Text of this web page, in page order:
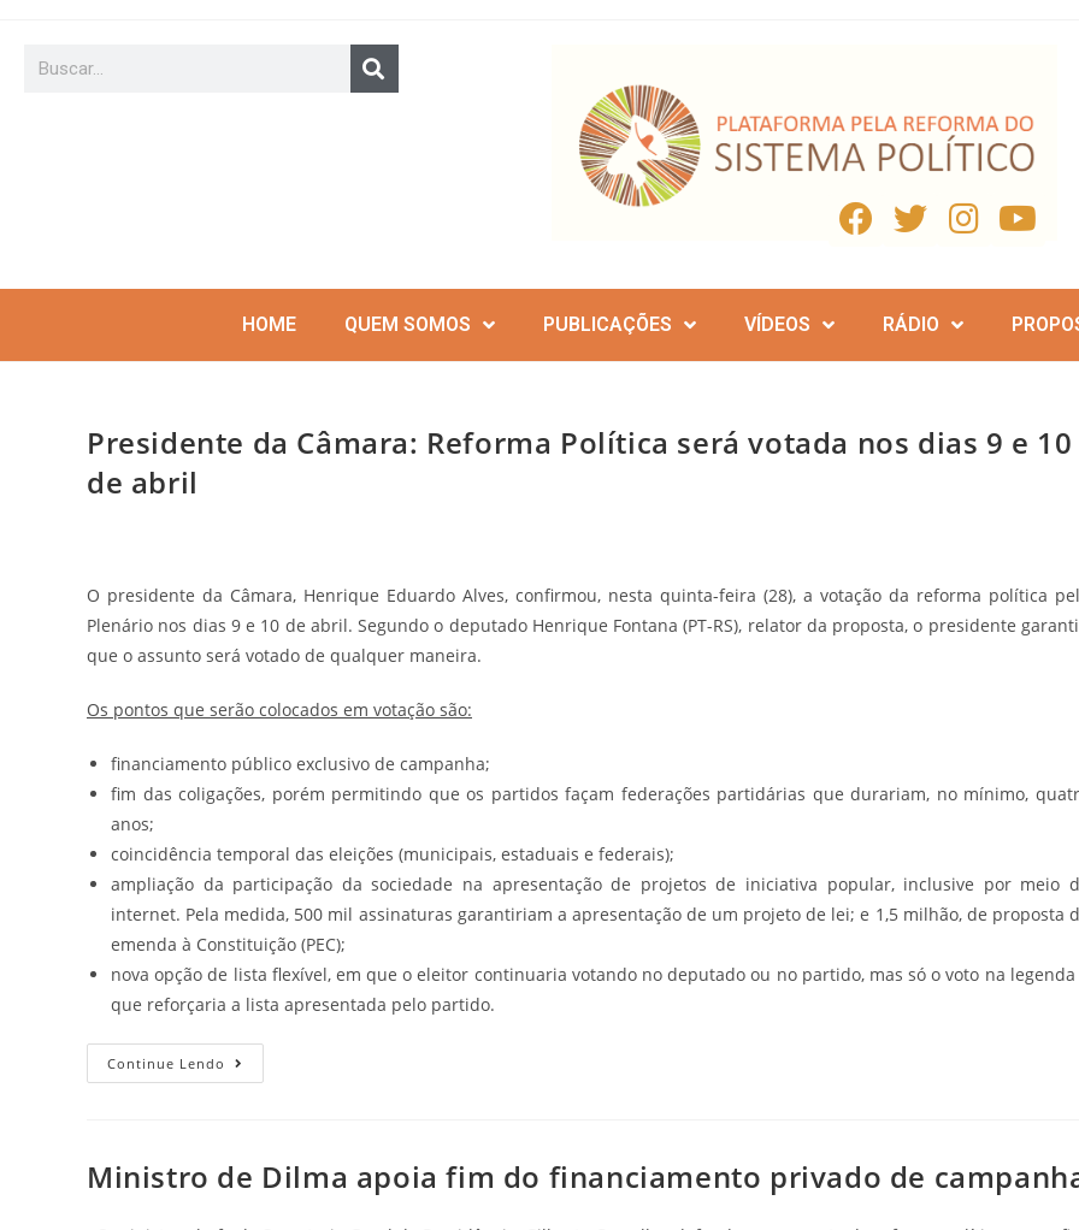
HOME QUEM SOMOS PUBLICAÇÕES VÍDEOS RÁDIO
Presidente da Câmara: Reforma Política será votada nos dias 9 e 10
de abril
O presidente da Câmara, Henrique Eduardo Alves, confirmou, nesta quinta-feira (28), a votação da reforma política
Plenário nos dias 9 e 10 de abril. Segundo o deputado Henrique Fontana (PT-RS), relator da proposta, o presidente
que o assunto será votado de qualquer maneira.
Os pontos que serão colocados em votação são:
financiamento público exclusivo de campanha;
fim das coligações, porém permitindo que os partidos façam federações partidárias que durariam, no mínimo,
anos;
coincidência temporal das eleições (municipais, estaduais e federais);
ampliação da participação da sociedade na apresentação de projetos de iniciativa popular, inclusive por meio
internet. Pela medida, 500 mil assinaturas garantiriam a apresentação de um projeto de lei; e 1,5 milhão, de proposta
emenda à Constituição (PEC);
nova opção de lista flexível, em que o eleitor continuaria votando no deputado ou no partido, mas só o voto na legenda
que reforçaria a lista apresentada pelo partido.
Continue Lendo
Ministro de Dilma apoia fim do financiamento privado de